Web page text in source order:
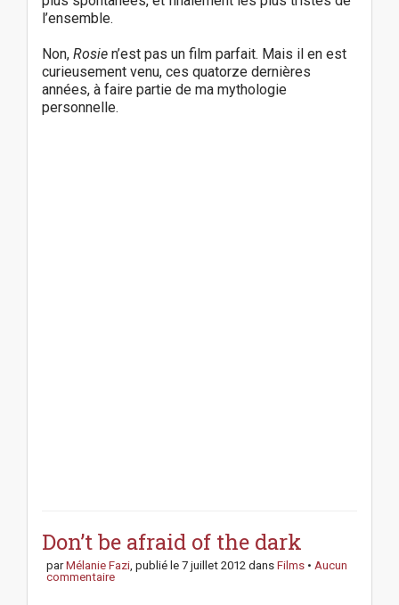
l’ensemble.
Non, Rosie n’est pas un film parfait. Mais il en est
curieusement venu, ces quatorze dernières
années, à faire partie de ma mythologie
personnelle.
s
t
n
Don’t be afraid of the dark
parMélanie Fazi, publié le 7 juillet 2012 dans Films • Aucun
commentaire